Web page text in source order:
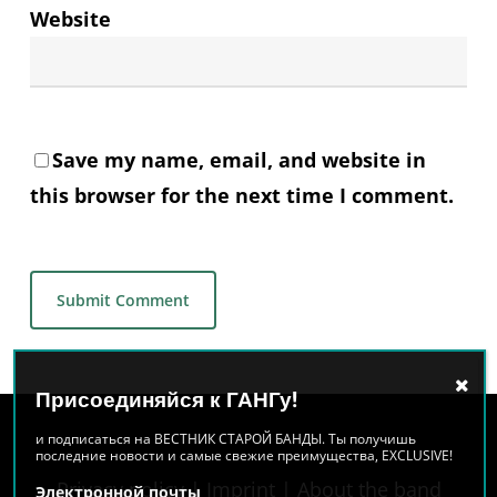
Website
Save my name, email, and website in
this browser for the next time I comment.
Privacy policy| Imprint| About the band
Присоединяйся к ГАНГу!
и подписаться на ВЕСТНИК СТАРОЙ БАНДЫ. Ты получишь
последние новости и самые свежие преимущества, EXCLUSIVE!
Электронной почты